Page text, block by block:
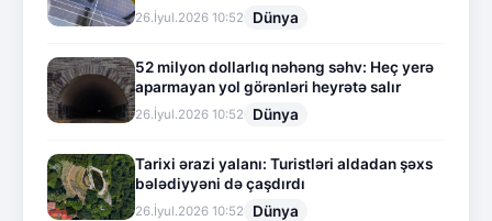
26.İyul.2026 10:52 Dünya
52 milyon dollarlıq nəhəng səhv: Heç yerə
aparmayan yol görənləri heyrətə salır
26.İyul.2026 10:52 Dünya
Tarixi ərazi yalanı: Turistləri aldadan şəxs
bələdiyyəni də çaşdırdı
26.İyul.2026 10:52 Dünya